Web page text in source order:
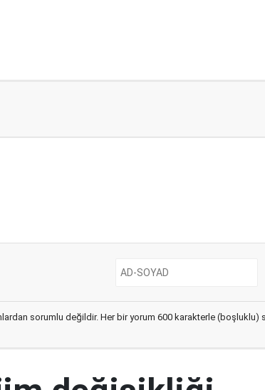
sorumlu değildir. Her bir yorum 600 karakterle (boşluklu)